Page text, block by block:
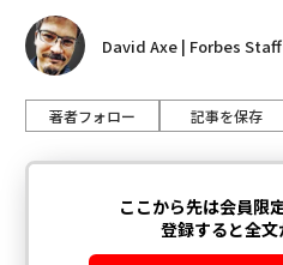
David Axe | Forbes Staff
著者フォロー 記事を保存